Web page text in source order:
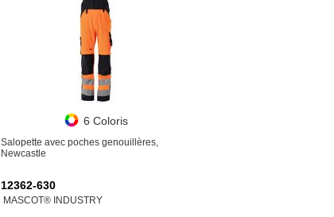
6 Coloris
Salopette avec poches genouillères,
Newcastle
12362-630
MASCOT® INDUSTRY